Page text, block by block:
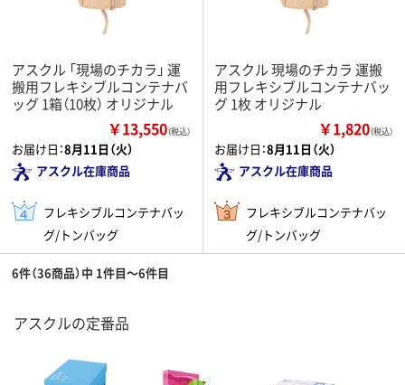
アスクル 「現場のチカラ」 運
搬用フレキシブルコンテナバ
ッグ 1箱（10枚） オリジナル
￥13,550（税込）
お届け日：8月11日（火）
アスクル在庫商品
フレキシブルコンテナバッ
グ/トンバッグ
アスクル 現場のチカラ 運搬
用フレキシブルコンテナバッ
グ 1枚 オリジナル
￥1,820（税込）
お届け日：8月11日（火）
アスクル在庫商品
フレキシブルコンテナバッ
グ/トンバッグ
6件（36商品）中 1件目～6件目
アスクルの定番品